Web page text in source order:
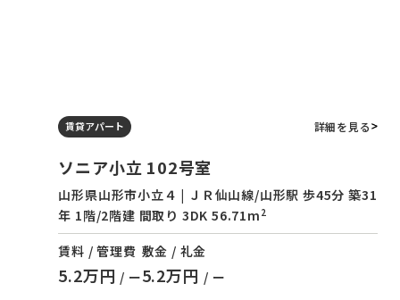
賃貸アパート 詳細を見る
ソニア小立 102号室
山形県山形市小立４ | ＪＲ仙山線/山形駅 歩45分 築31
年 1階/2階建 間取り 3DK 56.71m 2
賃料 / 管理費
5.2万円 / ー
敷金 / 礼金
5.2万円 / ー